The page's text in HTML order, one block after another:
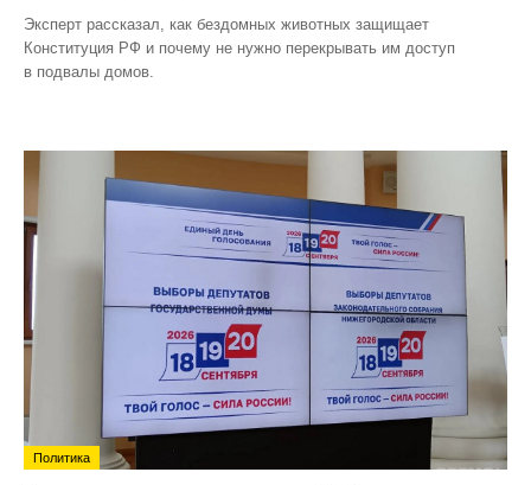
Эксперт рассказал, как бездомных животных защищает
Конституция РФ и почему не нужно перекрывать им доступ
в подвалы домов.
Политика